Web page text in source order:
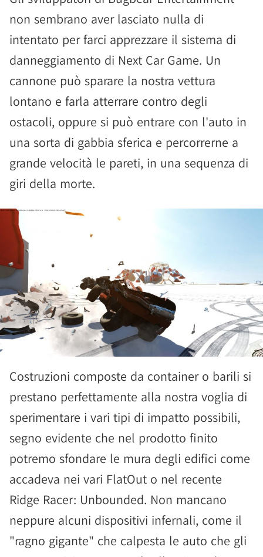
non sembrano aver lasciato nulla di
intentato per farci apprezzare il sistema di
danneggiamento di Next Car Game. Un
cannone può sparare la nostra vettura
lontano e farla atterrare contro degli
ostacoli, oppure si può entrare con l'auto in
una sorta di gabbia sferica e percorrerne a
grande velocità le pareti, in una sequenza di
giri della morte.
Costruzioni composte da container o barili si
prestano perfettamente alla nostra voglia di
sperimentare i vari tipi di impatto possibili,
segno evidente che nel prodotto finito
potremo sfondare le mura degli edifici come
accadeva nei vari FlatOut o nel recente
Ridge Racer: Unbounded. Non mancano
neppure alcuni dispositivi infernali, come il
"ragno gigante" che calpesta le auto che gli